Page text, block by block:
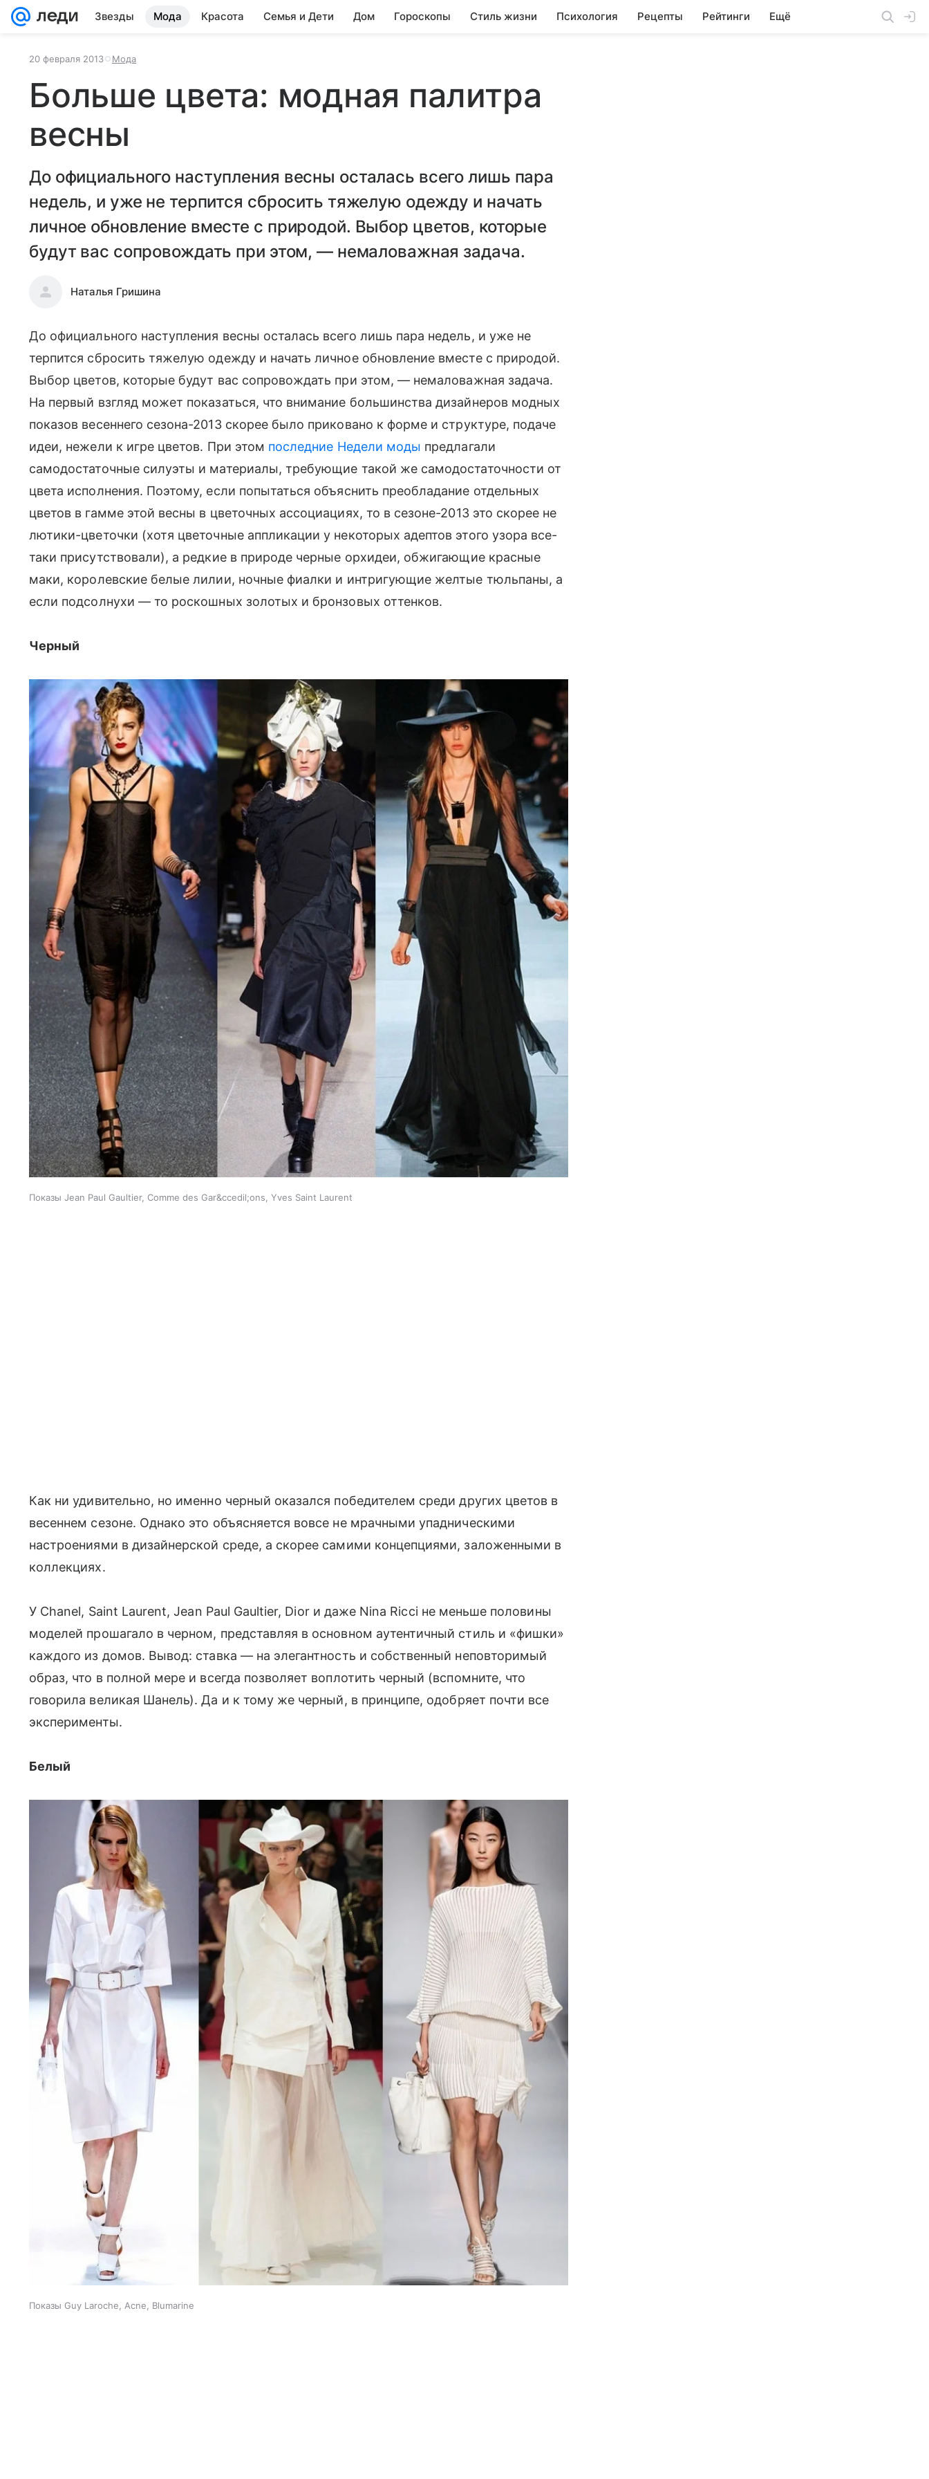
Звезды Мода Красота Семья и Дети Дом Гороскопы Стиль жизни Психология Рецепты Рейтинги Ещё
20 февраля 2013 Мода
Больше цвета: модная палитра
весны
До официального наступления весны осталась всего лишь пара
недель, и уже не терпится сбросить тяжелую одежду и начать
личное обновление вместе с природой. Выбор цветов, которые
будут вас сопровождать при этом, — немаловажная задача.
Наталья Гришина
До официального наступления весны осталась всего лишь пара недель, и уже не
терпится сбросить тяжелую одежду и начать личное обновление вместе с природой.
Выбор цветов, которые будут вас сопровождать при этом, — немаловажная задача.
На первый взгляд может показаться, что внимание большинства дизайнеров модных
показов весеннего сезона-2013 скорее было приковано к форме и структуре, подаче
идеи, нежели к игре цветов. При этом последние Недели моды предлагали
самодостаточные силуэты и материалы, требующие такой же самодостаточности от
цвета исполнения. Поэтому, если попытаться объяснить преобладание отдельных
цветов в гамме этой весны в цветочных ассоциациях, то в сезоне-2013 это скорее не
лютики-цветочки (хотя цветочные аппликации у некоторых адептов этого узора все-
таки присутствовали), а редкие в природе черные орхидеи, обжигающие красные
маки, королевские белые лилии, ночные фиалки и интригующие желтые тюльпаны, а
если подсолнухи — то роскошных золотых и бронзовых оттенков.
Черный
Показы Jean Paul Gaultier, Comme des Gar&ccedil;ons, Yves Saint Laurent
Как ни удивительно, но именно черный оказался победителем среди других цветов в
весеннем сезоне. Однако это объясняется вовсе не мрачными упадническими
настроениями в дизайнерской среде, а скорее самими концепциями, заложенными в
коллекциях.
У Chanel, Saint Laurent, Jean Paul Gaultier, Dior и даже Nina Ricci не меньше половины
моделей прошагало в черном, представляя в основном аутентичный стиль и «фишки»
каждого из домов. Вывод: ставка — на элегантность и собственный неповторимый
образ, что в полной мере и всегда позволяет воплотить черный (вспомните, что
говорила великая Шанель). Да и к тому же черный, в принципе, одобряет почти все
эксперименты.
Белый
Показы Guy Laroche, Acne, Blumarine